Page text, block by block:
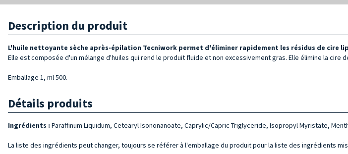
Description du produit
L'huile nettoyante sèche après-épilation Tecniwork permet d'éliminer rapidement les résidus de cire
Elle est composée d'un mélange d'huiles qui rend le produit fluide et non excessivement gras. Elle élimine la cire
Emballage 1, ml 500.
Détails produits
Ingrédients : Paraffinum Liquidum, Cetearyl Isononanoate, Caprylic/Capric Triglyceride, Isopropyl Myristate,
La liste des ingrédients peut changer, toujours se référer à l'emballage du produit pour la liste des ingrédients